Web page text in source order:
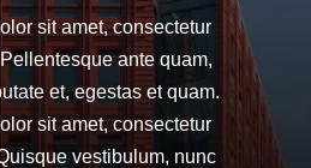
sit amet, consectetur
Pellentesque ante quam,
et, egestas et quam.
sit amet, consectetur
vestibulum, nunc